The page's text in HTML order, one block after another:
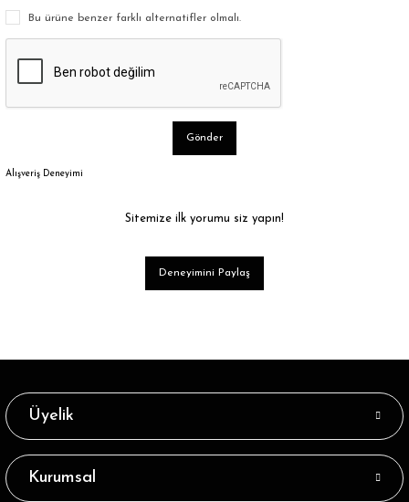
Bu ürüne benzer farklı alternatifler olmalı.
Gönder
Alışveriş Deneyimi
Sitemize ilk yorumu siz yapın!
Deneyimini Paylaş
Üyelik
Kurumsal